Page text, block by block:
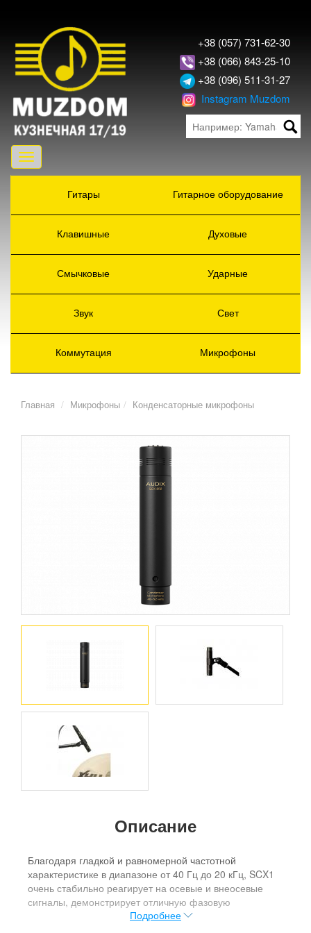
+38 (057) 731-62-30
+38 (066) 843-25-10
+38 (096) 511-31-27
Instagram Muzdom
Toggle
navigation
Гитары
Гитарное оборудование
Клавишные Духовые
Смычковые Ударные
Звук Свет
Коммутация Микрофоны
Главная Микрофоны Конденсаторные микрофоны
Описание
Благодаря гладкой и равномерной частотной
характеристике в диапазоне от 40 Гц до 20 кГц, SCX1
очень стабильно реагирует на осевые и внеосевые
сигналы, демонстрирует отличную фазовую
когерентность и минимальный "proximity" эффект.
Подробнее